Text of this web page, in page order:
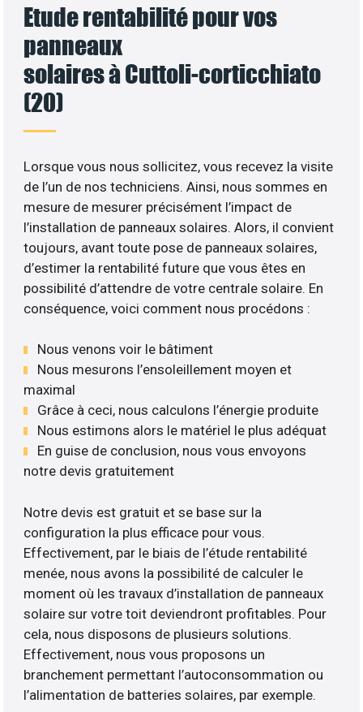
Etude rentabilité pour vos
panneaux
solaires à Cuttoli-corticchiato
(20)
Lorsque vous nous sollicitez, vous recevez la visite
de l’un de nos techniciens. Ainsi, nous sommes en
mesure de mesurer précisément l’impact de
l’installation de panneaux solaires. Alors, il convient
toujours, avant toute pose de panneaux solaires,
d’estimer la rentabilité future que vous êtes en
possibilité d’attendre de votre centrale solaire. En
conséquence, voici comment nous procédons :
Nous venons voir le bâtiment
Nous mesurons l’ensoleillement moyen et
maximal
Grâce à ceci, nous calculons l’énergie produite
Nous estimons alors le matériel le plus adéquat
En guise de conclusion, nous vous envoyons
notre devis gratuitement
Notre devis est gratuit et se base sur la
configuration la plus efficace pour vous.
Effectivement, par le biais de l’étude rentabilité
menée, nous avons la possibilité de calculer le
moment où les travaux d’installation de panneaux
solaire sur votre toit deviendront profitables. Pour
cela, nous disposons de plusieurs solutions.
Effectivement, nous vous proposons un
branchement permettant l’autoconsommation ou
l’alimentation de batteries solaires, par exemple.